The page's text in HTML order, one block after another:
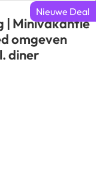
Nieuwe Deal
| Minivakantie
omgeven
diner